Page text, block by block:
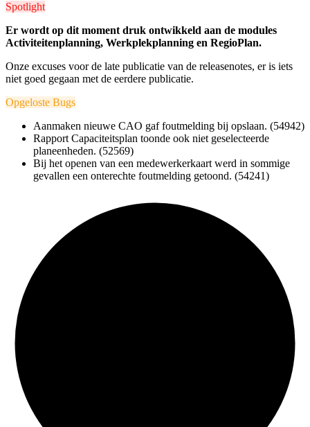
Spotlight
Er wordt op dit moment druk ontwikkeld aan de modules
Activiteitenplanning, Werkplekplanning en RegioPlan.
Onze excuses voor de late publicatie van de releasenotes, er is iets
niet goed gegaan met de eerdere publicatie.
Opgeloste Bugs
Aanmaken nieuwe CAO gaf foutmelding bij opslaan. (54942)
Rapport Capaciteitsplan toonde ook niet geselecteerde
planeenheden. (52569)
Bij het openen van een medewerkerkaart werd in sommige
gevallen een onterechte foutmelding getoond. (54241)